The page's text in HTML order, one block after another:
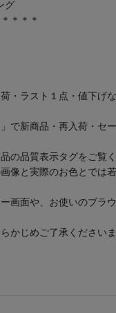
グ
＊＊＊
・ラスト１点・値下げ
で新商品・再入荷・セ
品の品質表示タグを
像と実際のお色とでは若
ー画面や、お使いのブ
らかじめご了承くだ